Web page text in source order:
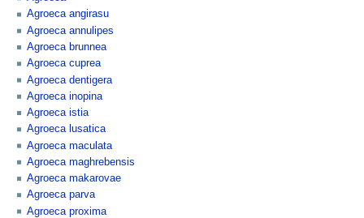
Agroeca angirasu
Agroeca annulipes
Agroeca brunnea
Agroeca cuprea
Agroeca dentigera
Agroeca inopina
Agroeca istia
Agroeca lusatica
Agroeca maculata
Agroeca maghrebensis
Agroeca makarovae
Agroeca parva
Agroeca proxima